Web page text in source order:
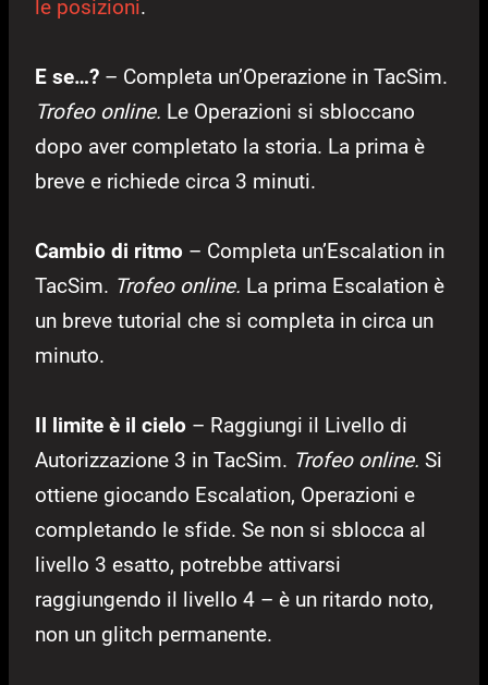
le posizioni.
E se…? – Completa un’Operazione in TacSim.
Trofeo online. Le Operazioni si sbloccano
dopo aver completato la storia. La prima è
breve e richiede circa 3 minuti.
Cambio di ritmo – Completa un’Escalation in
TacSim. Trofeo online. La prima Escalation è
un breve tutorial che si completa in circa un
minuto.
Il limite è il cielo – Raggiungi il Livello di
Autorizzazione 3 in TacSim. Trofeo online. Si
ottiene giocando Escalation, Operazioni e
completando le sfide. Se non si sblocca al
livello 3 esatto, potrebbe attivarsi
raggiungendo il livello 4 – è un ritardo noto,
non un glitch permanente.